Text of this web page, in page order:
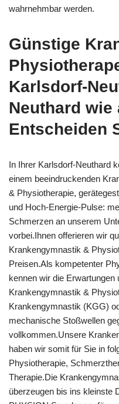
wahrnehmbar werden.
Günstige
Karlsdorf-
Neuthard wie
Entscheiden
In Ihrer Karlsdorf-Neuthard
einem beeindruckenden
& Physiotherapie,
und Hoch-Energie-Pulse:
Schmerzen an unserem
vorbei.Ihnen offerieren wir
Krankengymnastik &
Preisen.Als kompetenter
kennen wir die
Krankengymnastik &
Krankengymnastik (KGG)
mechanische Stoßwellen
vollkommen.Unsere
haben wir somit für Sie in
Physiotherapie,
Therapie.Die
überzeugen bis ins kleinste